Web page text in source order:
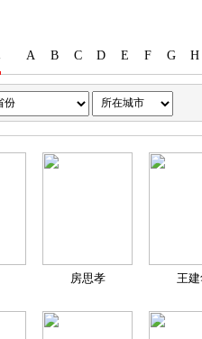
A B C D E F G H
房思孝 王建